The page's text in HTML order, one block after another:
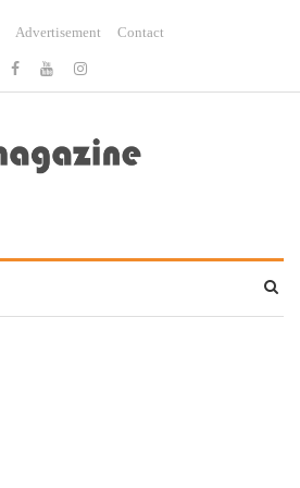
Advertisement Contact